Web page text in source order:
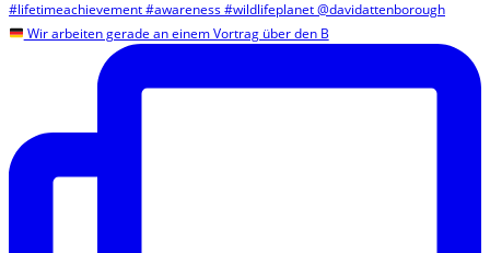
Wir arbeiten gerade an einem Vortrag über den B